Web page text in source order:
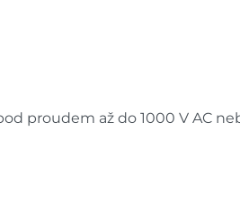
proudem až do 1000 V AC